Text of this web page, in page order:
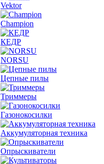
Vektor
Champion
КЕДР
NORSU
Цепные пилы
Триммеры
Газонокосилки
Аккумуляторная техника
Опрыскиватели